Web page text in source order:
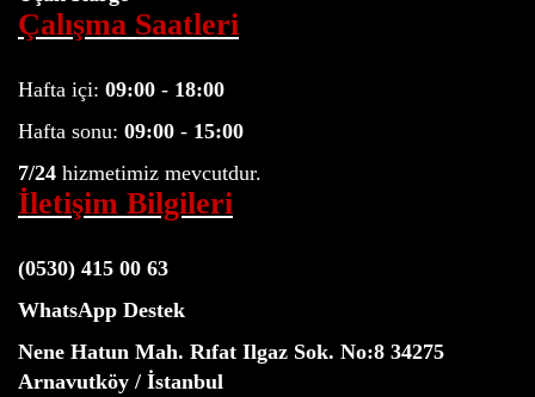
Çalışma Saatleri
Hafta içi: 09:00 - 18:00
Hafta sonu: 09:00 - 15:00
7/24 hizmetimiz mevcutdur.
İletişim Bilgileri
(0530) 415 00 63
WhatsApp Destek
Nene Hatun Mah. Rıfat Ilgaz Sok. No:8 34275
Arnavutköy / İstanbul